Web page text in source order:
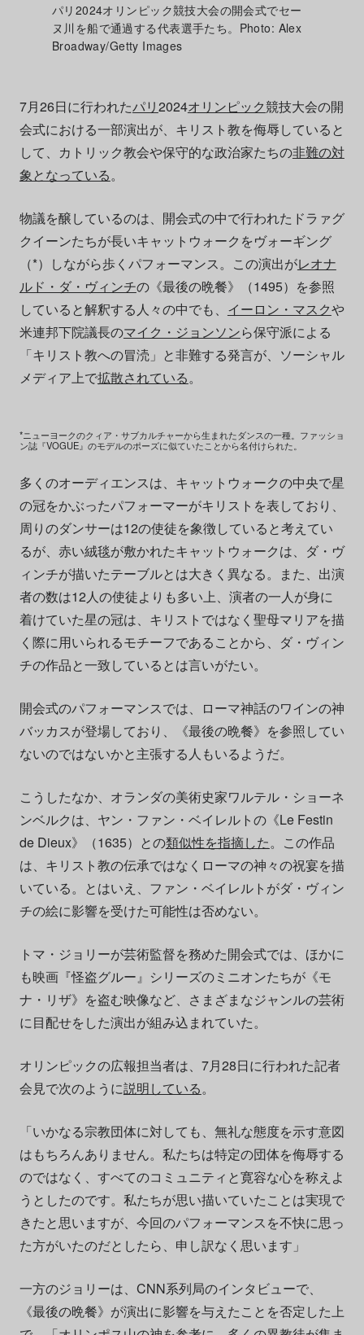
パリ2024オリンピック競技大会の開会式でセー
ヌ川を船で通過する代表選手たち。Photo: Alex
Broadway/Getty Images
7月26日に行われたパリ2024オリンピック競技大会の開
会式における一部演出が、キリスト教を侮辱していると
して、カトリック教会や保守的な政治家たちの非難の対
象となっている。
物議を醸しているのは、開会式の中で行われたドラァグ
クイーンたちが長いキャットウォークをヴォーギング
（*）しながら歩くパフォーマンス。この演出がレオナ
ルド・ダ・ヴィンチの《最後の晩餐》（1495）を参照
していると解釈する人々の中でも、 イーロン・マスクや
米連邦下院議長のマイク・ジョンソンら保守派による
「キリスト教への冒涜」と非難する発言が、ソーシャル
メディア上で拡散されている。
*ニューヨークのクィア・サブカルチャーから生まれたダンスの一種。ファッショ
ン誌『VOGUE』のモデルのポーズに似ていたことから名付けられた。
多くのオーディエンスは、キャットウォークの中央で星
の冠をかぶったパフォーマーがキリストを表しており、
周りのダンサーは12の使徒を象徴していると考えてい
るが、赤い絨毯が敷かれたキャットウォークは、ダ・ヴ
ィンチが描いたテーブルとは大きく異なる。また、出演
者の数は12人の使徒よりも多い上、演者の一人が身に
着けていた星の冠は、キリストではなく聖母マリアを描
く際に用いられるモチーフであることから、ダ・ヴィン
チの作品と一致しているとは言いがたい。
開会式のパフォーマンスでは、ローマ神話のワインの神
バッカスが登場しており、《最後の晩餐》を参照してい
ないのではないかと主張する人もいるようだ。
こうしたなか、オランダの美術史家ワルテル・ショーネ
ンベルクは、ヤン・ファン・ベイレルトの《Le Festin
de Dieux》（1635）との類似性を指摘した。この作品
は、キリスト教の伝承ではなくローマの神々の祝宴を描
いている。とはいえ、ファン・ベイレルトがダ・ヴィン
チの絵に影響を受けた可能性は否めない。
トマ・ジョリーが芸術監督を務めた開会式では、ほかに
も映画『怪盗グルー』シリーズのミニオンたちが《モ
ナ・リザ》を盗む映像など、さまざまなジャンルの芸術
に目配せをした演出が組み込まれていた。
オリンピックの広報担当者は、7月28日に行われた記者
会見で次のように説明している。
「いかなる宗教団体に対しても、無礼な態度を示す意図
はもちろんありません。私たちは特定の団体を侮辱する
のではなく、すべてのコミュニティと寛容な心を称えよ
うとしたのです。私たちが思い描いていたことは実現で
きたと思いますが、今回のパフォーマンスを不快に思っ
た方がいたのだとしたら、申し訳なく思います」
一方のジョリーは、CNN系列局のインタビューで、
《最後の晩餐》が演出に影響を与えたことを否定した上